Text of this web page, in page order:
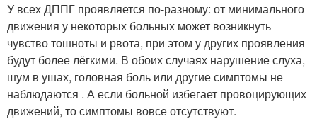
У всех ДППГ проявляется по-разному: от минимального
движения у некоторых больных может возникнуть
чувство тошноты и рвота, при этом у других проявления
будут более лёгкими. В обоих случаях нарушение слуха,
шум в ушах, головная боль или другие симптомы не
наблюдаются . А если больной избегает провоцирующих
движений, то симптомы вовсе отсутствуют.